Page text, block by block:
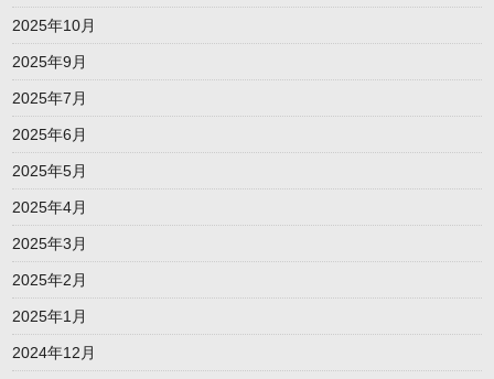
2025年10月
2025年9月
2025年7月
2025年6月
2025年5月
2025年4月
2025年3月
2025年2月
2025年1月
2024年12月